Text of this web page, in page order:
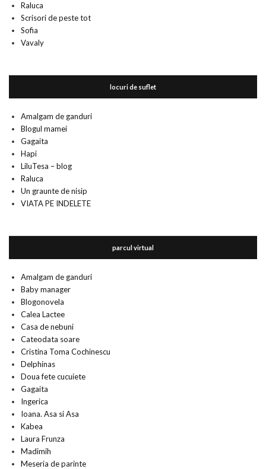
Raluca
Scrisori de peste tot
Sofia
Vavaly
locuri de suflet
Amalgam de ganduri
Blogul mamei
Gagaita
Hapi
LiluTesa – blog
Raluca
Un graunte de nisip
VIATA PE INDELETE
parcul virtual
Amalgam de ganduri
Baby manager
Blogonovela
Calea Lactee
Casa de nebuni
Cateodata soare
Cristina Toma Cochinescu
Delphinas
Doua fete cucuiete
Gagaita
Ingerica
Ioana. Asa si Asa
Kabea
Laura Frunza
Madimih
Meseria de parinte